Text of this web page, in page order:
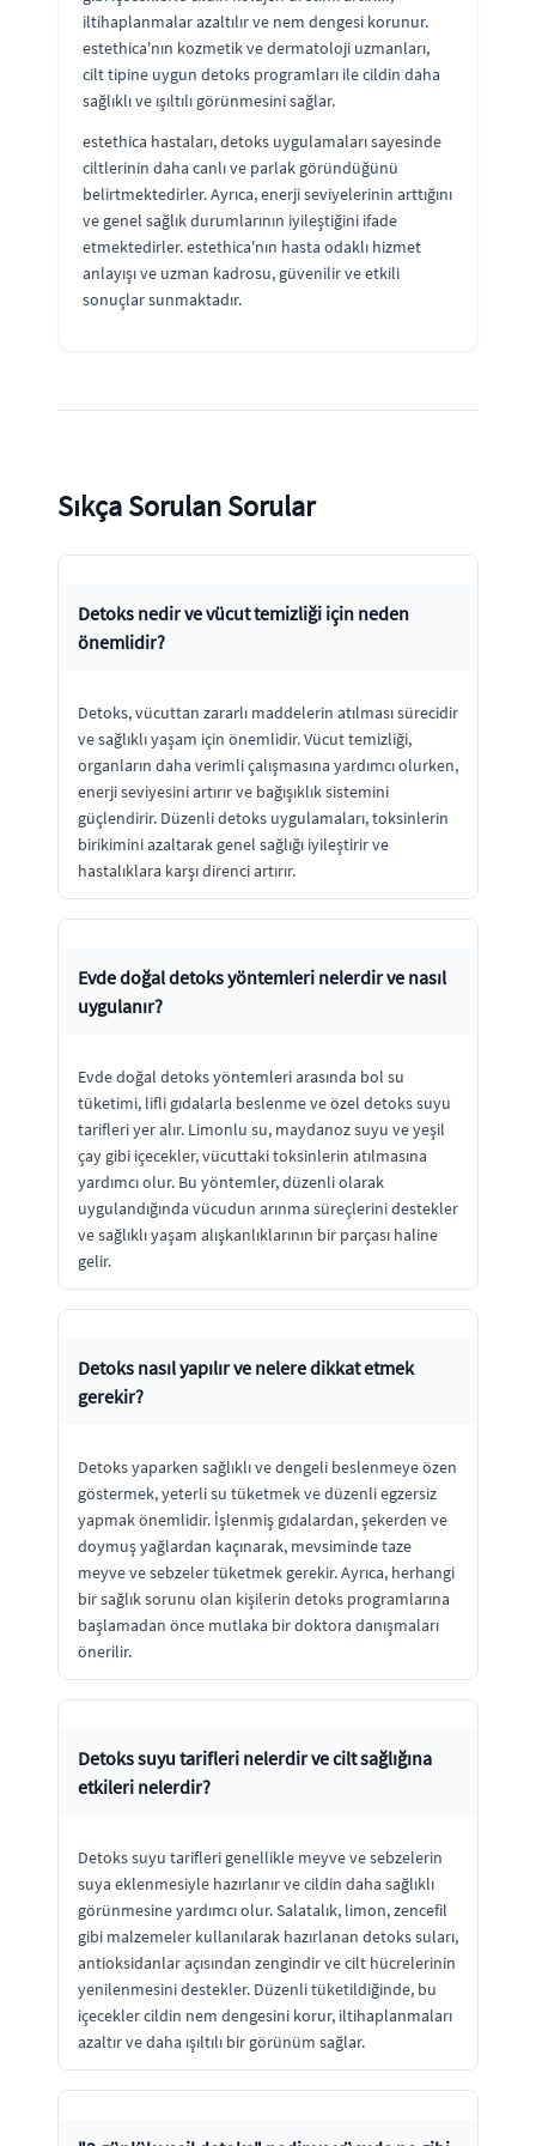
iltihaplanmalar azaltılır ve nem dengesi korunur.
estethica'nın kozmetik ve dermatoloji uzmanları,
cilt tipine uygun detoks programları ile cildin daha
sağlıklı ve ışıltılı görünmesini sağlar.
estethica hastaları, detoks uygulamaları sayesinde
ciltlerinin daha canlı ve parlak göründüğünü
belirtmektedirler. Ayrıca, enerji seviyelerinin arttığını
ve genel sağlık durumlarının iyileştiğini ifade
etmektedirler. estethica'nın hasta odaklı hizmet
anlayışı ve uzman kadrosu, güvenilir ve etkili
sonuçlar sunmaktadır.
Sıkça Sorulan Sorular
Detoks nedir ve vücut temizliği için neden
önemlidir?
Detoks, vücuttan zararlı maddelerin atılması sürecidir
ve sağlıklı yaşam için önemlidir. Vücut temizliği,
organların daha verimli çalışmasına yardımcı olurken,
enerji seviyesini artırır ve bağışıklık sistemini
güçlendirir. Düzenli detoks uygulamaları, toksinlerin
birikimini azaltarak genel sağlığı iyileştirir ve
hastalıklara karşı direnci artırır.
Evde doğal detoks yöntemleri nelerdir ve nasıl
uygulanır?
Evde doğal detoks yöntemleri arasında bol su
tüketimi, lifli gıdalarla beslenme ve özel detoks suyu
tarifleri yer alır. Limonlu su, maydanoz suyu ve yeşil
çay gibi içecekler, vücuttaki toksinlerin atılmasına
yardımcı olur. Bu yöntemler, düzenli olarak
uygulandığında vücudun arınma süreçlerini destekler
ve sağlıklı yaşam alışkanlıklarının bir parçası haline
gelir.
Detoks nasıl yapılır ve nelere dikkat etmek
gerekir?
Detoks yaparken sağlıklı ve dengeli beslenmeye özen
göstermek, yeterli su tüketmek ve düzenli egzersiz
yapmak önemlidir. İşlenmiş gıdalardan, şekerden ve
doymuş yağlardan kaçınarak, mevsiminde taze
meyve ve sebzeler tüketmek gerekir. Ayrıca, herhangi
bir sağlık sorunu olan kişilerin detoks programlarına
başlamadan önce mutlaka bir doktora danışmaları
önerilir.
Detoks suyu tarifleri nelerdir ve cilt sağlığına
etkileri nelerdir?
Detoks suyu tarifleri genellikle meyve ve sebzelerin
suya eklenmesiyle hazırlanır ve cildin daha sağlıklı
görünmesine yardımcı olur. Salatalık, limon, zencefil
gibi malzemeler kullanılarak hazırlanan detoks suları,
antioksidanlar açısından zengindir ve cilt hücrelerinin
yenilenmesini destekler. Düzenli tüketildiğinde, bu
içecekler cildin nem dengesini korur, iltihaplanmaları
azaltır ve daha ışıltılı bir görünüm sağlar.